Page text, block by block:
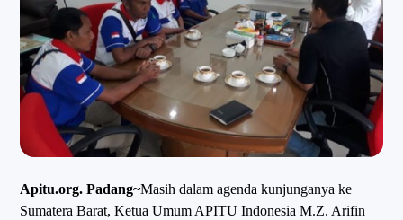
Apitu.org. Padang~Masih dalam agenda kunjunganya ke
Sumatera Barat, Ketua Umum APITU Indonesia M.Z. Arifin